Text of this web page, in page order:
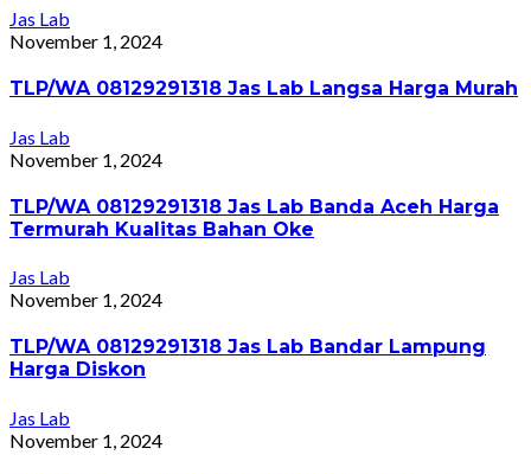
Jas Lab
November 1, 2024
TLP/WA 08129291318 Jas Lab Langsa Harga Murah
Jas Lab
November 1, 2024
TLP/WA 08129291318 Jas Lab Banda Aceh Harga
Termurah Kualitas Bahan Oke
Jas Lab
November 1, 2024
TLP/WA 08129291318 Jas Lab Bandar Lampung
Harga Diskon
Jas Lab
November 1, 2024